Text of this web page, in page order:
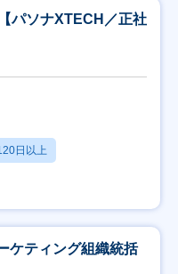
パソナXTECH／正社
日以上
ケティング組織統括